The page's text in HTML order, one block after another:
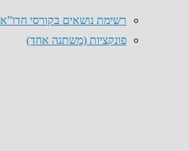
רשימת נושאים בקורסי חדו”א
פונקציות (משתנה אחד)